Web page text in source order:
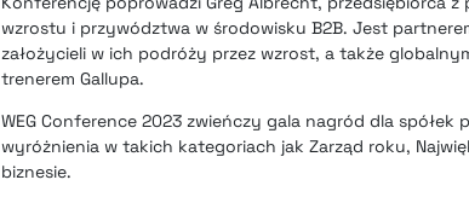
wzrostu i przywództwa w środowisku B2B. Jest
założycieli w ich podróży przez wzrost, a także
trenerem Gallupa.
WEG Conference 2023 zwieńczy gala nagród dla
wyróżnienia w takich kategoriach jak Zarząd roku,
biznesie.